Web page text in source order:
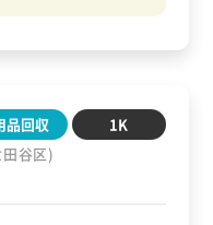
谷区)
品回収 1K